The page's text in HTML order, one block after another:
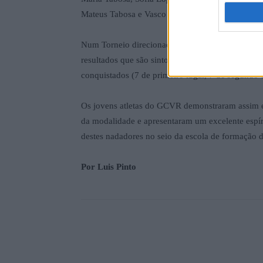
Mateus Tabosa e Vasco Morais.
Num Torneio direcionado para os nadadores
resultados que são sintomáticos da dedicação
conquistados (7 de primeiro lugar, 7 de segundo
Os jovens atletas do GCVR demonstraram
da modalidade e apresentaram um excelente
destes nadadores no seio da escola de formação
Por Luis Pinto